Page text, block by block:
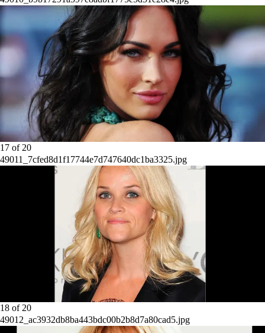
17 of 20
49011_7cfed8d1f17744e7d747640dc1ba3325.jpg
18 of 20
49012_ac3932db8ba443bdc00b2b8d7a80cad5.jpg